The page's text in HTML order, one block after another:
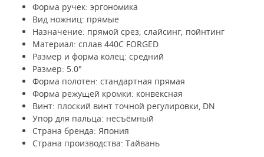
Форма ручек: эргономика
Вид ножниц: прямые
Назначение: прямой срез; слайсинг; пойнтинг
Материал: сплав 440C FORGED
Размер и форма колец: средний
Размер: 5.0"
Форма полотен: стандартная прямая
Форма режущей кромки: конвексная
Винт: плоский винт точной регулировки, DN
Упор для пальца: несъёмный
Страна бренда: Япония
Страна производства: Тайвань